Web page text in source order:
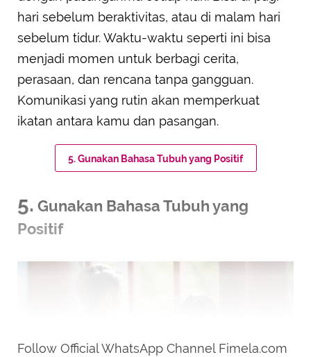
hari sebelum beraktivitas, atau di malam hari
sebelum tidur. Waktu-waktu seperti ini bisa
menjadi momen untuk berbagi cerita,
perasaan, dan rencana tanpa gangguan.
Komunikasi yang rutin akan memperkuat
ikatan antara kamu dan pasangan.
5. Gunakan Bahasa Tubuh yang Positif
5. Gunakan Bahasa Tubuh yang
Positif
Follow Official WhatsApp Channel Fimela.com